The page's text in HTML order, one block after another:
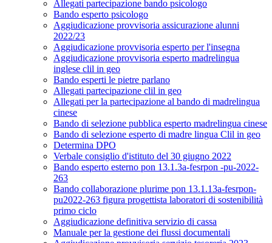
Allegati partecipazione bando psicologo
Bando esperto psicologo
Aggiudicazione provvisoria assicurazione alunni
2022/23
Aggiudicazione provvisoria esperto per l'insegna
Aggiudicazione provvisoria esperto madrelingua
inglese clil in geo
Bando esperti le pietre parlano
Allegati partecipazione clil in geo
Allegati per la partecipazione al bando di madrelingua
cinese
Bando di selezione pubblica esperto madrelingua cinese
Bando di selezione esperto di madre lingua Clil in geo
Determina DPO
Verbale consiglio d'istituto del 30 giugno 2022
Bando esperto esterno pon 13.1.3a-fesrpon -pu-2022-
263
Bando collaborazione plurime pon 13.1.13a-fesrpon-
pu2022-263 figura progettista laboratori di sostenibilità
primo ciclo
Aggiudicazione definitiva servizio di cassa
Manuale per la gestione dei flussi documentali